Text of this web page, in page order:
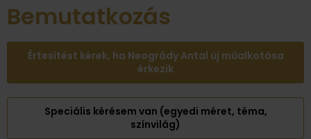
Bemutatkozás
Értesítést kérek, ha Neogrády Antal új műalkotása
érkezik
Speciális kérésem van (egyedi méret, téma,
színvilág)